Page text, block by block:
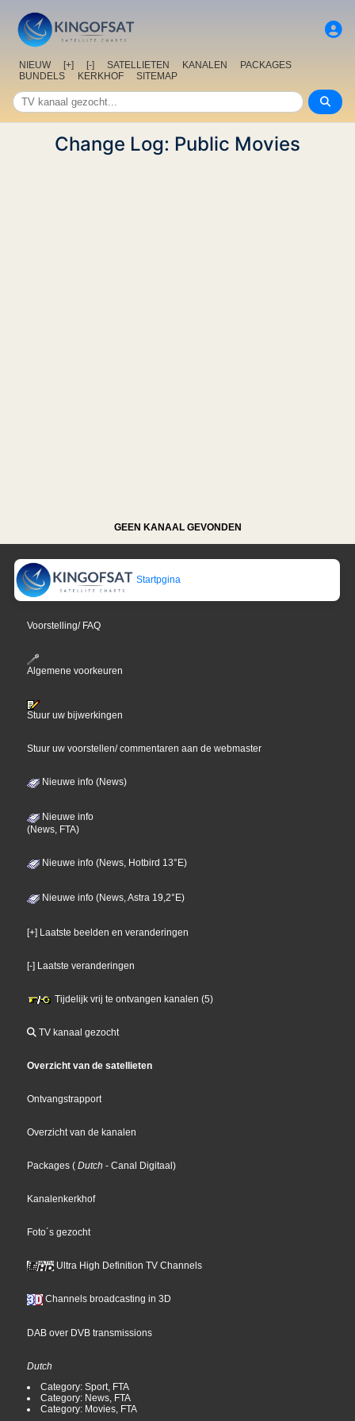
NIEUW [+] [-] SATELLIETEN KANALEN
PACKAGES
BUNDELS
KERKHOF SITEMAP
Change Log: Public Movies
GEEN KANAAL GEVONDEN
Startpgina
Voorstelling/ FAQ
Algemene voorkeuren
Stuur uw bijwerkingen
Stuur uw voorstellen/ commentaren aan de webmaster
Nieuwe info (News)
Nieuwe info
(News, FTA)
Nieuwe info (News, Hotbird 13°E)
Nieuwe info (News, Astra 19,2°E)
[+] Laatste beelden en veranderingen
[-] Laatste veranderingen
Tijdelijk vrij te ontvangen kanalen (5)
TV kanaal gezocht
Overzicht van de satellieten
Ontvangstrapport
Overzicht van de kanalen
Packages ( Dutch - Canal Digitaal)
Kanalenkerkhof
Foto´s gezocht
Ultra High Definition TV Channels
Channels broadcasting in 3D
DAB over DVB transmissions
Dutch
Category: Sport, FTA
Category: News, FTA
Category: Movies, FTA